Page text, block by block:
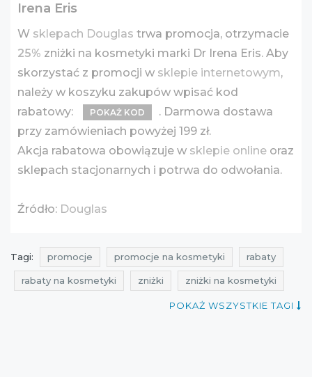
Irena Eris
W sklepach Douglas trwa promocja, otrzymacie
25% zniżki na kosmetyki marki Dr Irena Eris. Aby
skorzystać z promocji w sklepie internetowym,
należy w koszyku zakupów wpisać kod
rabatowy:
POKAŻ KOD
. Darmowa dostawa
przy zamówieniach powyżej 199 zł.
Akcja rabatowa obowiązuje w sklepie online oraz
sklepach stacjonarnych i potrwa do odwołania.
Źródło: Douglas
Tagi: promocje promocje na kosmetyki rabaty
rabaty na kosmetyki zniżki zniżki na kosmetyki
przeceny na kosmetyki okazje
POKAŻ WSZYSTKIE TAGI